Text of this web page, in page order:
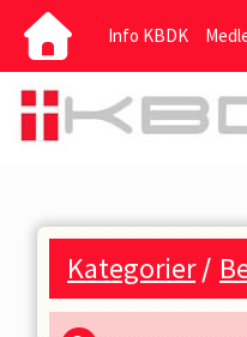
Info KBDK
Kategorier/